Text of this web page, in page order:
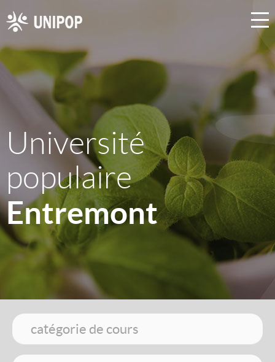
Université
populaire
Entremont